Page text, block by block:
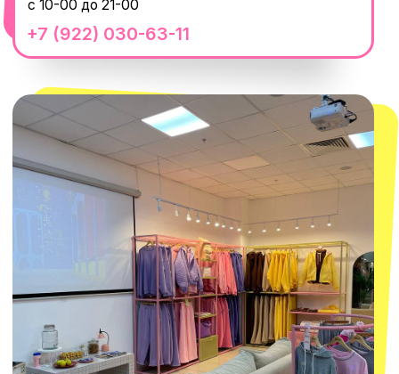
+7 (932) 602-41-15
ТРК «Европолис Ростокино»
с 10-00 до 22-00
Нажимая "Подписаться", вы соглашаетесь с Политикой обработки
Согласием на рассылку электронных
ПОДПИСАТЬСЯ
СЕКРЕТНЫЕ ПРОМОКОДЫ, ПРИГЛАШЕНИЯ
НА МЕРОПРИЯТИЯ И АНОНСЫ НОВИНОК
РАНЬШЕ ВСЕХ
@MACROCOSM_STORE
MACROCOSM
000+ подписчиков